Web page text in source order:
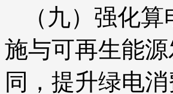
（九）强化
施与可再生能
同，提升绿电